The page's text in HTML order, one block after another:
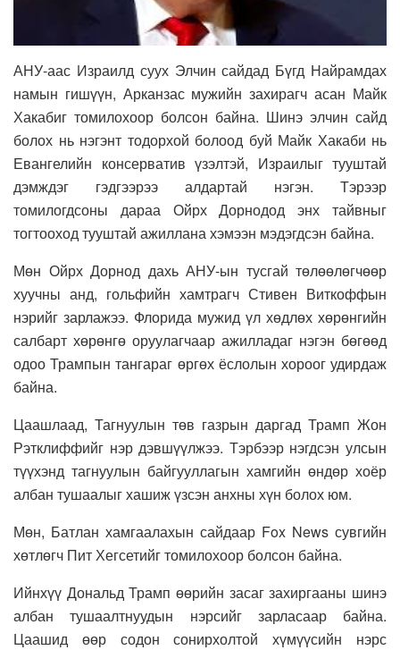
АНУ-аас Израилд суух Элчин сайдад Бүгд Найрамдах
намын гишүүн, Арканзас мужийн захирагч асан Майк
Хакабиг томилохоор болсон байна. Шинэ элчин сайд
болох нь нэгэнт тодорхой болоод буй Майк Хакаби нь
Евангелийн консерватив үзэлтэй, Израилыг тууштай
дэмждэг гэдгээрээ алдартай нэгэн. Тэрээр
томилогдсоны дараа Ойрх Дорнодод энх тайвныг
тогтооход тууштай ажиллана хэмээн мэдэгдсэн байна.
Мөн Ойрх Дорнод дахь АНУ-ын тусгай төлөөлөгчөөр
хуучны анд, гольфийн хамтрагч Стивен Виткоффын
нэрийг зарлажээ. Флорида мужид үл хөдлөх хөрөнгийн
салбарт хөрөнгө оруулагчаар ажилладаг нэгэн бөгөөд
одоо Трампын тангараг өргөх ёслолын хороог удирдаж
байна.
Цаашлаад, Тагнуулын төв газрын даргад Трамп Жон
Рэтклиффийг нэр дэвшүүлжээ. Тэрбээр нэгдсэн улсын
түүхэнд тагнуулын байгууллагын хамгийн өндөр хоёр
албан тушаалыг хашиж үзсэн анхны хүн болох юм.
Мөн, Батлан хамгаалахын сайдаар Fox News сувгийн
хөтлөгч Пит Хегсетийг томилохоор болсон байна.
Ийнхүү Дональд Трамп өөрийн засаг захиргааны шинэ
албан тушаалтнуудын нэрсийг зарласаар байна.
Цаашид өөр содон сонирхолтой хүмүүсийн нэрс